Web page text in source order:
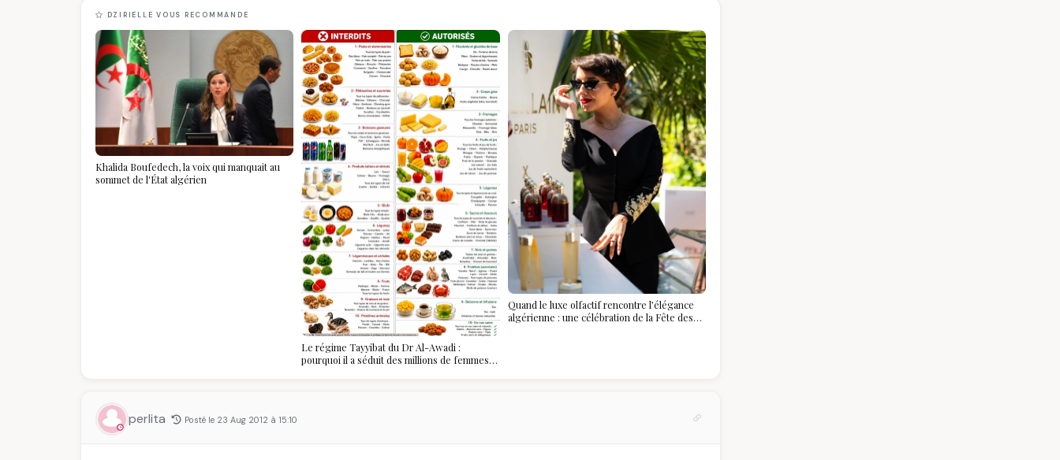
DZIRIELLE VOUS RECOMMANDE
Khalida Boufedech, la voix qui manquait au
sommet de l'État algérien
Le régime Tayyibat du Dr Al-Awadi :
pourquoi il a séduit des millions de femmes
Quand le luxe olfactif rencontre l’élégance
algérienne : une célébration de la Fête des
perlita Posté le 23 Aug 2012 à 15:10